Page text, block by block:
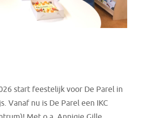
start feestelijk voor De Parel in
Vanaf nu is De Parel een IKC